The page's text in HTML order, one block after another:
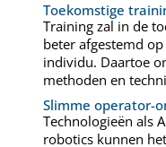
Toekomstige
Training zal in de
beter afgestemd
individu. Daartoe
methoden en
Slimme operator-
Technologieën als
robotics kunnen